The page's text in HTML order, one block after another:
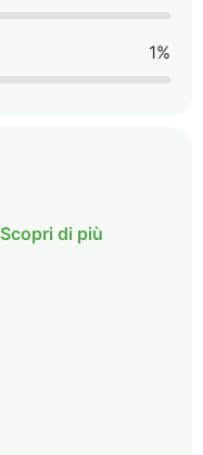
1%
Scopri di più